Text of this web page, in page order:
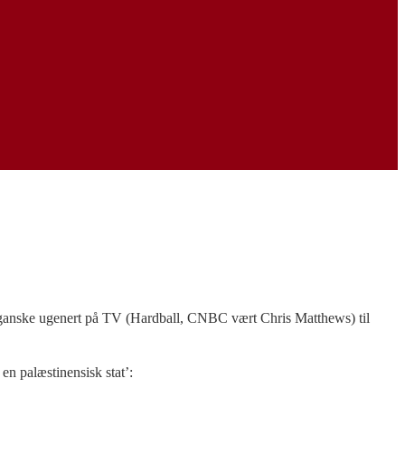
ugenert på TV (Hardball, CNBC vært Chris Matthews) til
palæstinensisk stat’: